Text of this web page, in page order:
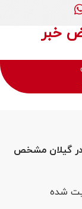
خبر
در گیلان مشخص